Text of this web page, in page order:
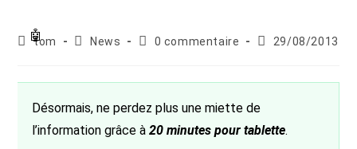
Auteur/autrice
publication :
tom
PostNews
Commentaires
publication :
0 commentaire
Publication
29/08/2013
Désormais, ne perdez plus une miette de
l’information grâce à20 minutes pour tablette.